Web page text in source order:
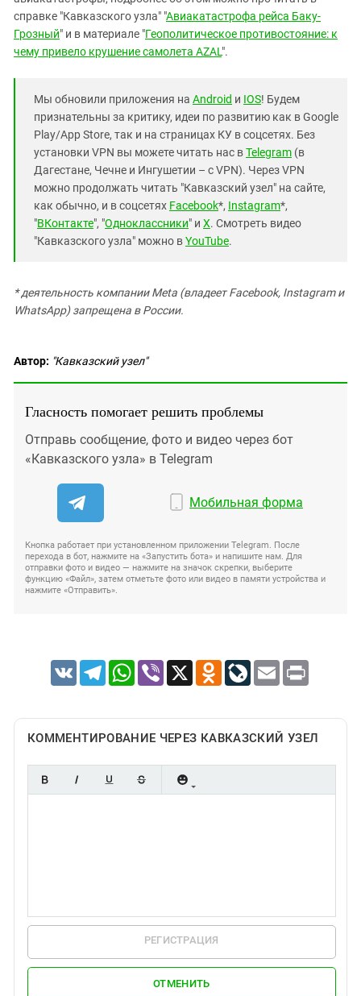
справке "Кавказского узла" "Авиакатастрофа рейса Баку-
Грозный" и в материале "Геополитическое противостояние: к
чему привело крушение самолета АZAL ".
Мы обновили приложения на Android и IOS! Будем
признательны за критику, идеи по развитию как в Google
Play/App Store, так и на страницах КУ в соцсетях. Без
установки VPN вы можете читать нас вTelegram (в
Дагестане, Чечне и Ингушетии – с VPN). Через VPN
можно продолжать читать "Кавказский узел" на сайте,
как обычно, и в соцсетях Facebook*, Instagram*,
"ВКонтакте", "Одноклассники" и X. Смотреть видео
"Кавказского узла" можно вYouTube.
* деятельность компании Meta (владеет Facebook, Instagram и
WhatsApp) запрещена в России.
Автор: "Кавказский узел"
Гласность помогает решить проблемы
Отправь сообщение, фото и видео через бот
«Кавказского узла» в Telegram
Мобильная форма
Кнопка работает при установленном приложении Telegram. После
перехода в бот, нажмите на «Запустить бота» и напишите нам. Для
отправки фото и видео — нажмите на значок скрепки, выберите
функцию «Файл», затем отметьте фото или видео в памяти устройства и
нажмите «Отправить».
VK TelegramWhatsApp
Viber X Odnoklassniki
LiveJournal
Email Print
КОММЕНТИРОВАНИЕ ЧЕРЕЗ КАВКАЗСКИЙ УЗЕЛ
РЕГИСТРАЦИЯ
ОТМЕНИТЬ